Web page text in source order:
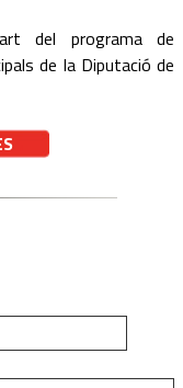
del programa de
de la Diputació de